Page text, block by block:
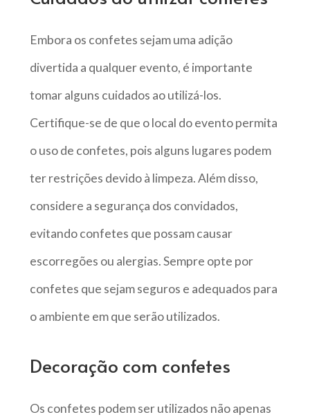
Embora os confetes sejam uma adição
divertida a qualquer evento, é importante
tomar alguns cuidados ao utilizá-los.
Certifique-se de que o local do evento permita
o uso de confetes, pois alguns lugares podem
ter restrições devido à limpeza. Além disso,
considere a segurança dos convidados,
evitando confetes que possam causar
escorregões ou alergias. Sempre opte por
confetes que sejam seguros e adequados para
o ambiente em que serão utilizados.
Decoração com confetes
Os confetes podem ser utilizados não apenas